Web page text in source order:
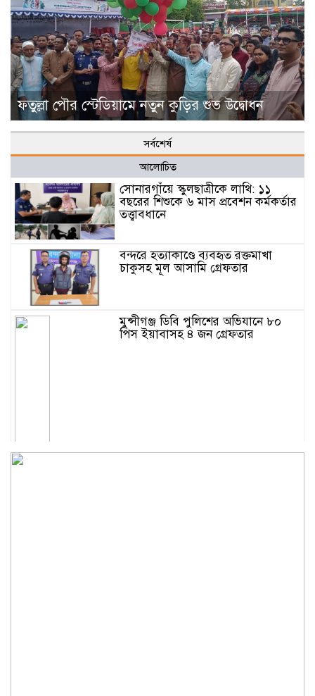
ফতুল্লা পৌর স্টেডিয়ামে নতুন কুড়ির শুভ উদ্বোধন
সর্বশের্ষ
আলোচিত
সোনারগাঁয়ে স্কুলছাত্রীকে লাথি: ১১
বছরের শিশুকে ৬ মাস প্রবেশন কর্মকর্তার
তত্ত্বাবধানে
বন্দরে হত্যাকাণ্ডে ব্যবহৃত রক্তমাখা
চাকুসহ মূল আসামি গ্রেফতার
মুন্সীগঞ্জ ডিবি পুলিশের অভিযানে ৮০
পিস ইয়াবাসহ ৪ জন গ্রেফতার